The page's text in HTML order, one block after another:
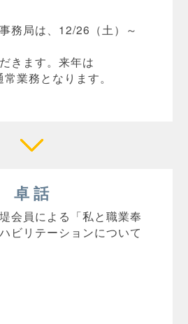
務局は、12/26（土）～
きます。来年は
常業務となります。
卓 話
会員による「私と職業奉
ビリテーションについて